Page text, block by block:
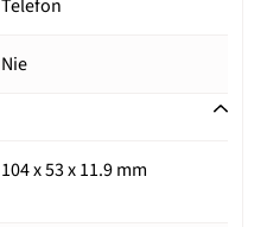
Telefon
Nie
104 x 53 x 11.9 mm